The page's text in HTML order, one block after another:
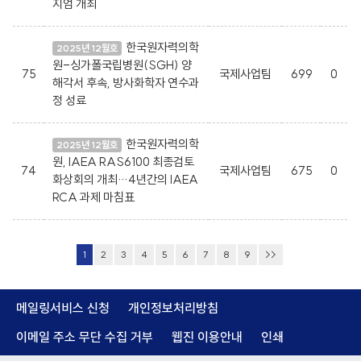
지엄 개최
75
2025년 12월호
한국원자력의학
원-싱가폴국립병원(SGH) 양
해각서 후속, 방사화학자 연수과
정 성료
국제사업팀 699 0
74
2025년 12월호
한국원자력의학
원, IAEA RAS6100 최종검토
화상회의 개최…4년간의 IAEA
RCA 과제 마침표
국제사업팀 675 0
1 2 3 4 5 6 7 8 9 >>
메일링서비스 신청
개인정보처리방침
이메일 주소 무단 수집 거부
웹진 이용안내 인쇄